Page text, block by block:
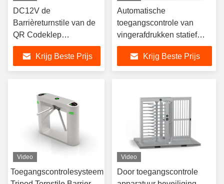
DC12V de
Barrièreturnstile van de
QR Codeklep
Passagebreedte
600900mmKrijg Beste Prijs
Automatische
toegangscontrole van
vingerafdrukken statief
draaistelsel
gezichtsherkenning 304
roestvrij staal beveiliging
Krijg Beste Prijs
Video
Toegangscontrolesysteem
Video
Door toegangscontrole